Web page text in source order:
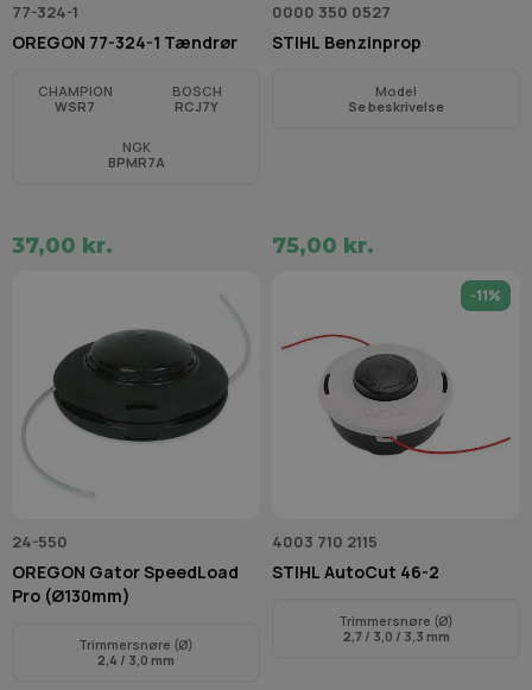
77-324-1
OREGON 77-324-1 Tændrør
CHAMPION
WSR7
BOSCH
RCJ7Y
NGK
BPMR7A
37,00 kr.
0000 350 0527
STIHL Benzinprop
Model
Se beskrivelse
75,00 kr.
24-550
OREGON Gator SpeedLoad
Pro (Ø130mm)
Trimmersnøre (Ø)
2,4 / 3,0 mm
-11%
4003 710 2115
STIHL AutoCut 46-2
Trimmersnøre (Ø)
2,7/ 3,0 / 3,3 mm